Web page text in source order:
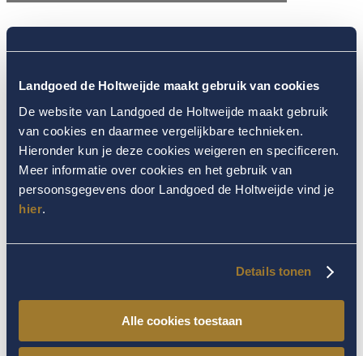
Landgoed de Holtweijde maakt gebruik van cookies
De website van Landgoed de Holtweijde maakt gebruik
van cookies en daarmee vergelijkbare technieken.
Hieronder kun je deze cookies weigeren en specificeren.
Meer informatie over cookies en het gebruik van
persoonsgegevens door Landgoed de Holtweijde vind je
hier.
Details tonen
Alle cookies toestaan